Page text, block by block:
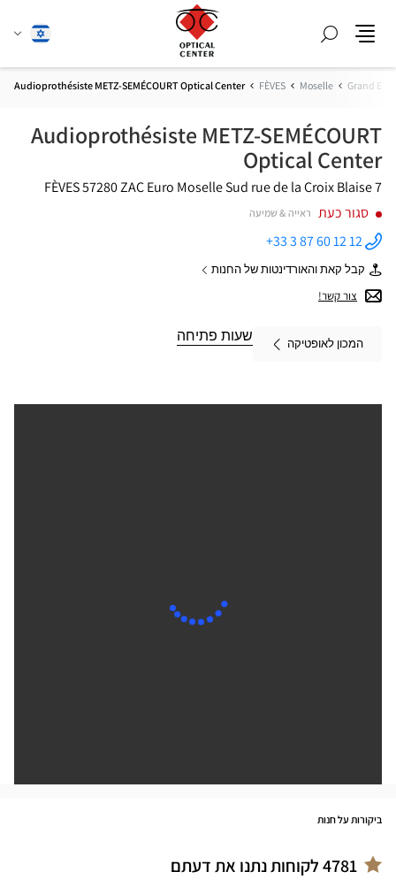
חפש
שנהעברית
Grand Est
Moselle
FÈVES
Audioprothésiste METZ-SEMÉCOURT Optical Center
Audioprothésiste METZ-SEMÉCOURT
Optical Center
7 rue de la Croix Blaise
ZAC Euro Moselle Sud
57280 FÈVES
סגור כעת ראייה & שמיעה
התקשר
לחנות
Audioprothésiste
METZ-
SEMÉCOURT
+33 3 87 60 12 12
קבל קאת והאורדינטות של החנות של
Audioprothésiste
METZ-
Center
צור קשר!
המכון לאופטיקה
שעות פתיחה
ביקורות על חנות
4781לקוחות נתנו את דעתם